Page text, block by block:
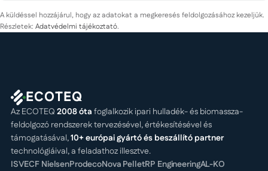
A küldéssel hozzájárul, hogy az adatokat a megkeresés feldolgozásához kezeljük.
Részletek: Adatvédelmi tájékoztató.
ECOTEQ
Az ECOTEQ 2008 óta foglalkozik ipari hulladék- és biomassza-
feldolgozó rendszerek tervezésével, értékesítésével és
támogatásával,10+ európai gyártó és beszállító partner
technológiáival, a feladathoz illesztve.
ISVECF NielsenProdecoNova PelletRP EngineeringAL-KO